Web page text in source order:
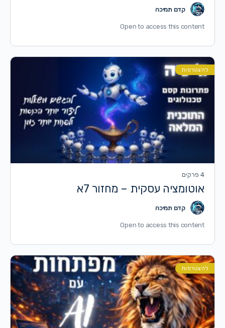
קדם תמיכה
Open to access this content
להצטרפות
4 פרקים
אוטומציה עסקית – מחזור 7א
קדם תמיכה
Open to access this content
להצטרפות